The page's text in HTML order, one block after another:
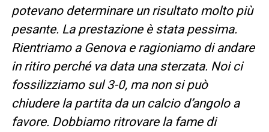
potevano determinare un risultato molto più
pesante. La prestazione è stata pessima.
Rientriamo a Genova e ragioniamo di andare
in ritiro perché va data una sterzata. Noi ci
fossilizziamo sul 3-0, ma non si può
chiudere la partita da un calcio d’angolo a
favore. Dobbiamo ritrovare la fame di